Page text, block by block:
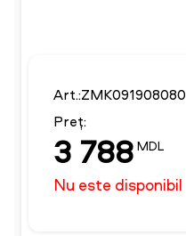
Art.:ZMK091908080
Preț:
3 788 MDL
Nu este disponibil